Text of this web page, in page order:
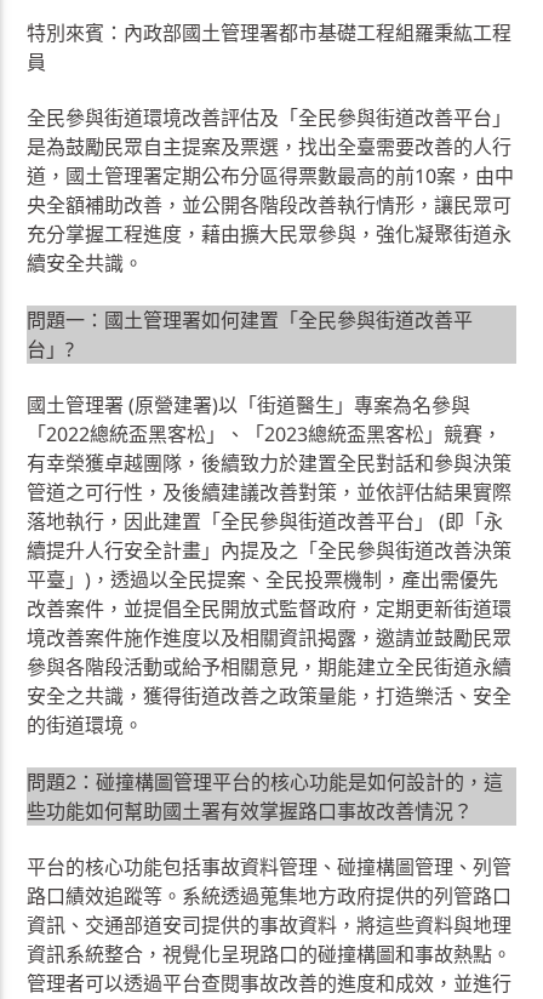
特別來賓：內政部國土管理署都市基礎工程組羅秉紘工程
員
全民參與街道環境改善評估及「全民參與街道改善平台」
是為鼓勵民眾自主提案及票選，找出全臺需要改善的人行
道，國土管理署定期公布分區得票數最高的前10案，由中
央全額補助改善，並公開各階段改善執行情形，讓民眾可
充分掌握工程進度，藉由擴大民眾參與，強化凝聚街道永
續安全共識。
問題一：國土管理署如何建置「全民參與街道改善平
台」?
國土管理署 (原營建署)以「街道醫生」專案為名參與
「2022總統盃黑客松」、「2023總統盃黑客松」競賽，
有幸榮獲卓越團隊，後續致力於建置全民對話和參與決策
管道之可行性，及後續建議改善對策，並依評估結果實際
落地執行，因此建置「全民參與街道改善平台」 (即「永
續提升人行安全計畫」內提及之「全民參與街道改善決策
平臺」)，透過以全民提案、全民投票機制，產出需優先
改善案件，並提倡全民開放式監督政府，定期更新街道環
境改善案件施作進度以及相關資訊揭露，邀請並鼓勵民眾
參與各階段活動或給予相關意見，期能建立全民街道永續
安全之共識，獲得街道改善之政策量能，打造樂活、安全
的街道環境。
問題2：碰撞構圖管理平台的核心功能是如何設計的，這
些功能如何幫助國土署有效掌握路口事故改善情況？
平台的核心功能包括事故資料管理、碰撞構圖管理、列管
路口績效追蹤等。系統透過蒐集地方政府提供的列管路口
資訊、交通部道安司提供的事故資料，將這些資料與地理
資訊系統整合，視覺化呈現路口的碰撞構圖和事故熱點。
管理者可以透過平台查閱事故改善的進度和成效，並進行